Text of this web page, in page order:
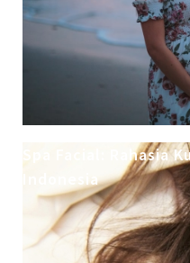
Spa Facial: Rahasia
Indonesia